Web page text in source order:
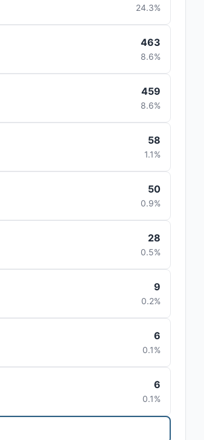
24.3%
463
8.6%
459
8.6%
58
1.1%
50
0.9%
28
0.5%
9
0.2%
6
0.1%
6
0.1%